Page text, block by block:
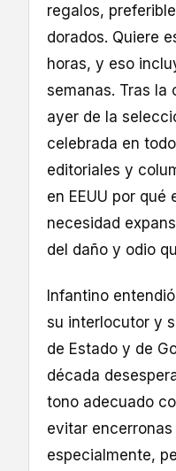
regalos,
dorados. Quiere
horas, y eso
semanas. Tras la
ayer de la
celebrada en
editoriales y
en EEUU por qué
necesidad
del daño y odio
Infantino
su interlocutor y
de Estado y de
década
tono adecuado
evitar
especialmente,